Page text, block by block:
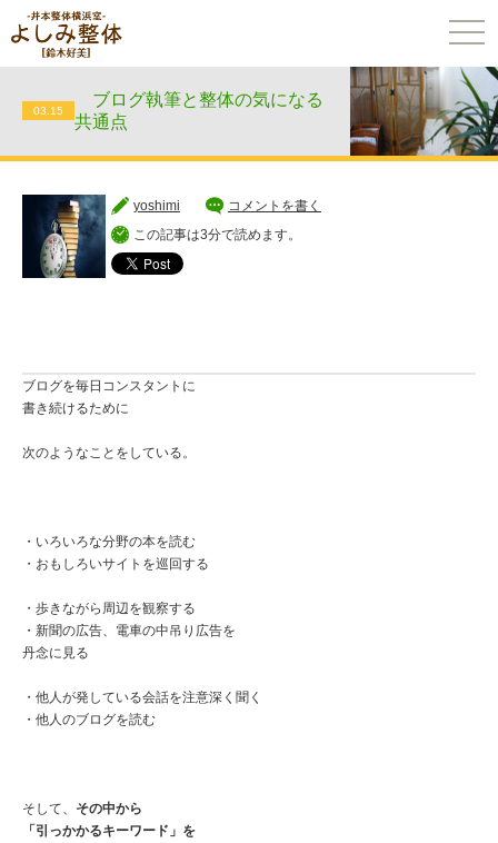
03.15
ブログ執筆と整体の気になる
共通点
yoshimi
コメントを書く
この記事は3分で読めます。
ブログを毎日コンスタントに
書き続けるために
次のようなことをしている。
・いろいろな分野の本を読む
・おもしろいサイトを巡回する
・歩きながら周辺を観察する
・新聞の広告、電車の中吊り広告を
丹念に見る
・他人が発している会話を注意深く聞く
・他人のブログを読む
そして、 その中から
「引っかかるキーワード」を